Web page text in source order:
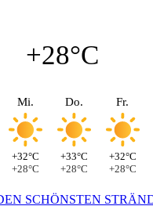
+28°C
Mi.
+32°C
+28°C
Do.
+33°C
+28°C
Fr.
+32°C
+28°C